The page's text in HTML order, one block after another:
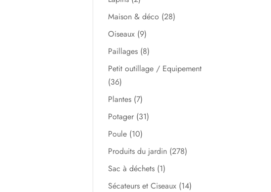
Maison & déco (28)
Oiseaux (9)
Paillages (8)
Petit outillage / Equipement
(36)
Plantes (7)
Potager (31)
Poule (10)
Produits du jardin (278)
Sac à déchets (1)
Sécateurs et Ciseaux (14)